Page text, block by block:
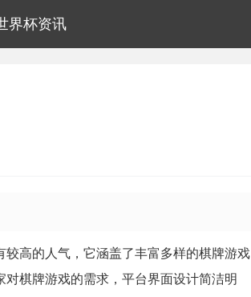
界杯资讯
高的人气，它涵盖了丰富多样的棋牌游戏
棋牌游戏的需求，平台界面设计简洁明